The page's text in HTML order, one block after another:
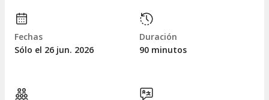
Fechas
Sólo el 26 jun. 2026
Duración
90 minutos